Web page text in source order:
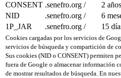
CONSENT .senefro.org /
2 años
NID
.senefro.org /
6
1P_JAR
.senefro.org / 15
Cookies cargadas por los servicios de
servicios de búsqueda y compartición de
Sus cookies (NID o CONSENT) permiten
fuera de Google o almacenar información
de mostrar resultados de búsqueda. En